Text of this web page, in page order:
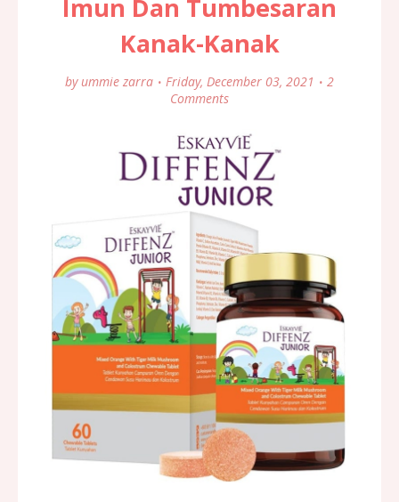
Imun Dan Tumbesaran
Kanak-Kanak
by ummie zarra Friday, December 03, 2021
2
Comments